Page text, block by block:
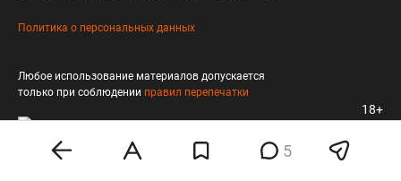
5
Политика о персональных данных
Любое использование материалов допускается
только при соблюдении правил перепечатки
18+